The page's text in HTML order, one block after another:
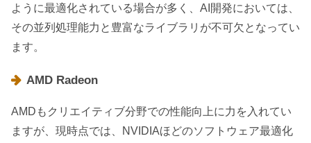
ように最適化されている場合が多く、AI開発においては、
その並列処理能力と豊富なライブラリが不可欠となってい
ます。
AMD Radeon
AMDもクリエイティブ分野での性能向上に力を入れてい
ますが、現時点では、NVIDIAほどのソフトウェア最適化